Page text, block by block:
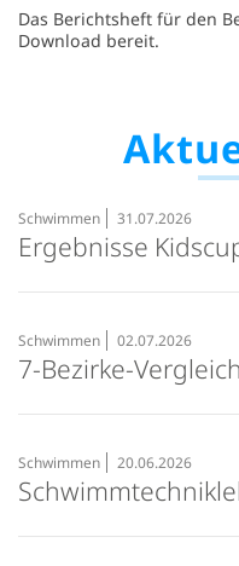
Das Berichtsheft für den
Download bereit.
Schwimmen 31.07.2026
Ergebnisse
Schwimmen 02.07.2026
7-Bezirke-
Schwimmen 20.06.2026